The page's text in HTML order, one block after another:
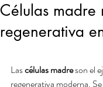
Células madre
regenerativa
Las células madre son el
regenerativa moderna.